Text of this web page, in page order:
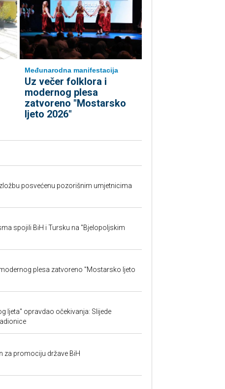
Međunarodna manifestacija
Uz večer folklora i
modernog plesa
zatvoreno "Mostarsko
ljeto 2026"
posvećenu pozorišnim umjetnicima
spojili BiH i Tursku na "Bjelopoljskim
plesa zatvoreno "Mostarsko ljeto
ljeta" opravdao očekivanja: Slijede
za promociju države BiH